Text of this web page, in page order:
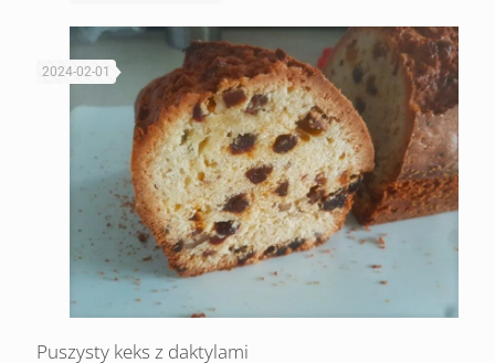
2024-02-01
Puszysty keks z daktylami